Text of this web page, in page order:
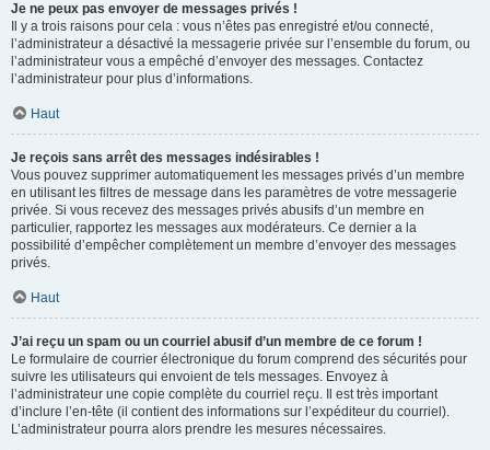
Je ne peux pas envoyer de messages privés !
Il y a trois raisons pour cela : vous n’êtes pas enregistré et/ou connecté,
l’administrateur a désactivé la messagerie privée sur l’ensemble du forum, ou
l’administrateur vous a empêché d’envoyer des messages. Contactez
l’administrateur pour plus d’informations.
Haut
Je reçois sans arrêt des messages indésirables !
Vous pouvez supprimer automatiquement les messages privés d’un membre
en utilisant les filtres de message dans les paramètres de votre messagerie
privée. Si vous recevez des messages privés abusifs d’un membre en
particulier, rapportez les messages aux modérateurs. Ce dernier a la
possibilité d’empêcher complètement un membre d’envoyer des messages
privés.
Haut
J’ai reçu un spam ou un courriel abusif d’un membre de ce forum !
Le formulaire de courrier électronique du forum comprend des sécurités pour
suivre les utilisateurs qui envoient de tels messages. Envoyez à
l’administrateur une copie complète du courriel reçu. Il est très important
d’inclure l’en-tête (il contient des informations sur l’expéditeur du courriel).
L’administrateur pourra alors prendre les mesures nécessaires.